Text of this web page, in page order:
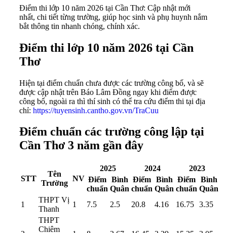
Điểm thi lớp 10 năm 2026 tại Cần Thơ: Cập nhật mới
nhất, chi tiết từng trường, giúp học sinh và phụ huynh nắm
bắt thông tin nhanh chóng, chính xác.
Điểm thi lớp 10 năm 2026 tại Cần
Thơ
Hiện tại điểm chuẩn chưa được các trường công bố, và sẽ
được cập nhật trên Báo Lâm Đồng ngay khi điểm được
công bố, ngoài ra thì thí sinh có thể tra cứu điểm thi tại địa
chỉ: https://tuyensinh.cantho.gov.vn/TraCuu
Điểm chuẩn các trường công lập tại
Cần Thơ 3 năm gần đây
STT
Tên
Trường
NV
2025 2024
2023
Điểm
chuẩn
Bình
Quân
Điểm
chuẩn
Bình
Quân
Điểm
chuẩn
Bình
Quân
1
THPT Vị
Thanh
1 7.5 2.5 20.8 4.16 16.75 3.35
THPT
Chiêm